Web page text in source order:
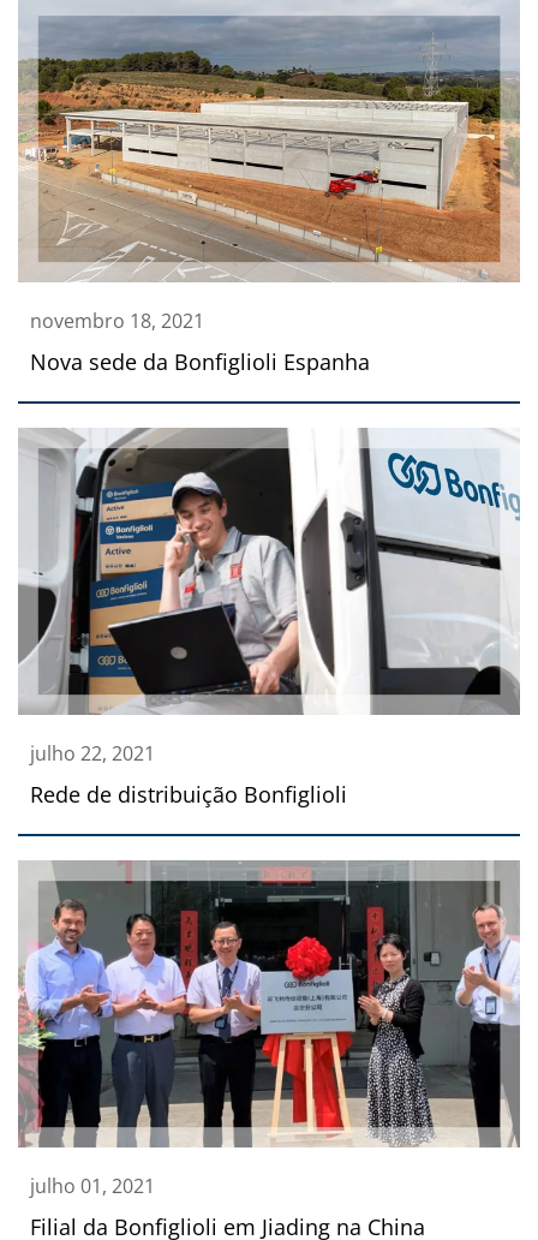
novembro 18, 2021
Nova sede da Bonfiglioli Espanha
julho 22, 2021
Rede de distribuição Bonfiglioli
julho 01, 2021
Filial da Bonfiglioli em Jiading na China